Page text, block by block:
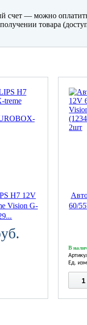
счет — можно
товара
H7 12V
Vision G-
60/
В
Ед.